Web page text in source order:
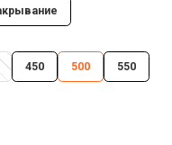
450 500 550